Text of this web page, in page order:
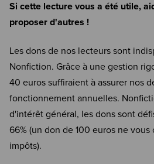
Si cette lecture vous a été utile,
proposer d'autres !
Les dons de nos lecteurs sont
Nonfiction. Grâce à une gestion
40 euros suffiraient à assurer nos
fonctionnement annuelles.
d'intérêt général, les dons sont
66% (un don de 100 euros ne
impôts).